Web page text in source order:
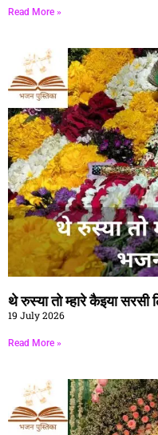
Read More »
थे रुस्या तो म्हारे कैइया सरसी
19 July 2026
Read More »